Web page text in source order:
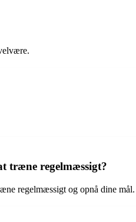
træne regelmæssigt?
regelmæssigt og opnå dine mål.